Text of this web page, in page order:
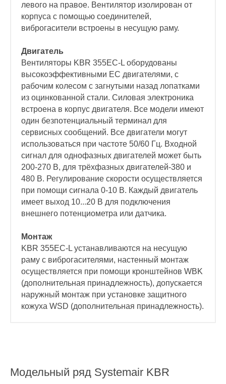
левого на правое. Вентилятор изолирован от
корпуса с помощью соединителей,
виброгасители встроены в несущую раму.
Двигатель
Вентиляторы KBR 355EC-L оборудованы
высокоэффективными EC двигателями, с
рабочим колесом с загнутыми назад лопатками
из оцинкованной стали. Силовая электроника
встроена в корпус двигателя. Все модели имеют
один безпотенциальный терминал для
сервисных сообщений. Все двигатели могут
использоваться при частоте 50/60 Гц. Входной
сигнал для однофазных двигателей может быть
200-270 В, для трёхфазных двигателей-380 и
480 В. Регулирование скорости осуществляется
при помощи сигнала 0-10 В. Каждый двигатель
имеет выход 10...20 В для подключения
внешнего потенциометра или датчика.
Монтаж
KBR 355EC-L устанавливаются на несущую
раму с виброгасителями, настенный монтаж
осуществляется при помощи кронштейнов WBK
(дополнительная принадлежность), допускается
наружный монтаж при установке защитного
кожуха WSD (дополнительная принадлежность).
Модельный ряд Systemair KBR